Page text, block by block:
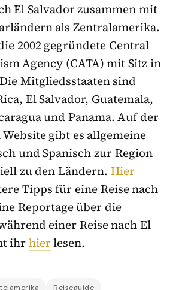
El Salvador zusammen mit
als Zentralamerika.
2002 gegründete Central
Agency (CATA) mit Sitz in
Mitgliedsstaaten sind
El Salvador, Guatemala,
und Panama. Auf der
gibt es allgemeine
und Spanisch zur Region
zu den Ländern. Hier
Tipps für eine Reise nach
Reportage über die
einer Reise nach El
ihrhierlesen.
Reiseguide